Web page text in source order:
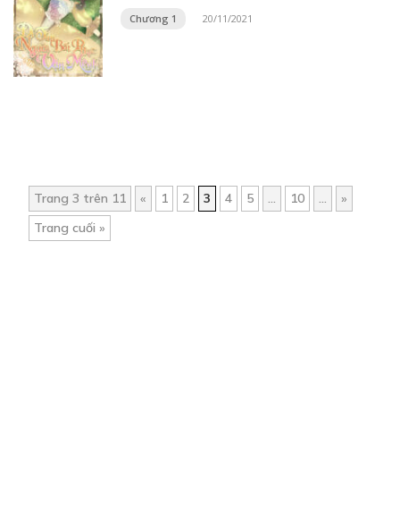
Chương 1 20/11/2021
Trang 3 trên 11 « 1 2 3 4 5 ... 10 ...
»
Trang cuối »